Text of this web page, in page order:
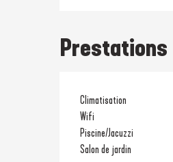
Prestations
Climatisation
Wifi
Piscine/Jacuzzi
Salon de jardin